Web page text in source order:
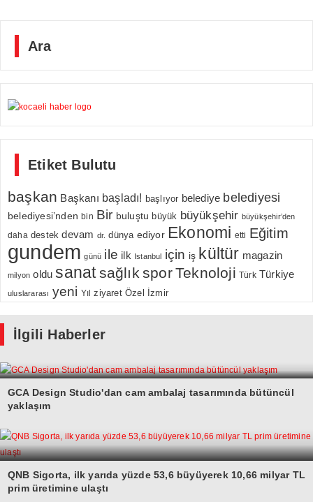
Ara
Etiket Bulutu
başkan Başkanı başladı! başlıyor belediye belediyesi
belediyesi’nden bin Bir buluştu büyük büyükşehir büyükşehir’den
daha destek devam dr. dünya ediyor Ekonomi etti Eğitim
gundem günü ile ilk Istanbul için iş kültür magazin
milyon oldu sanatsağlık sporTeknoloji Türk Türkiye
uluslararası yeni Yıl ziyaret Özel İzmir
İlgili Haberler
GCA Design Studio'dan cam ambalaj tasarımında bütüncül
yaklaşım
QNB Sigorta, ilk yarıda yüzde 53,6 büyüyerek 10,66 milyar TL
prim üretimine ulaştı